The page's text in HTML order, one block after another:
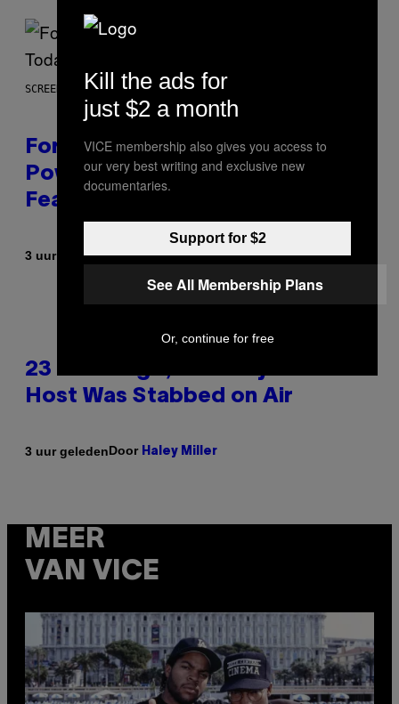
SCREENSHOT: EPIC GAMES
Fortnite Gem Hours Start Time:
Power Hour Today Schedule and
Featured Sprites
3 uur geledenDoorBrent Koepp
23 Years Ago, a Reality TV Show
Host Was Stabbed on Air
3 uur geledenDoor Haley Miller
MEER
VAN VICE
Kill the ads for
just $2 a month
VICE membership also gives you access to
our very best writing and exclusive new
documentaries.
Support for $2
See All Membership Plans
Or, continue for free